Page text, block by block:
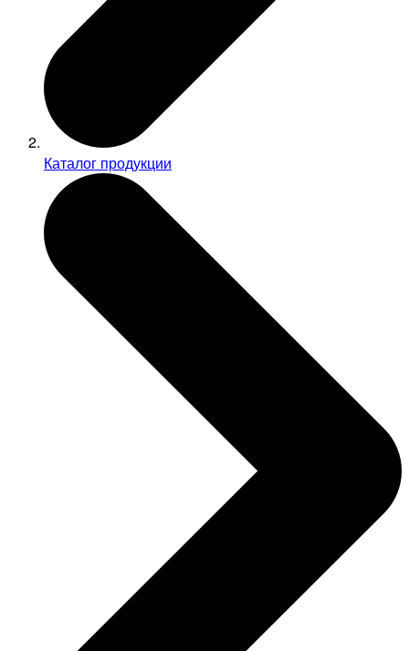
Каталог продукции